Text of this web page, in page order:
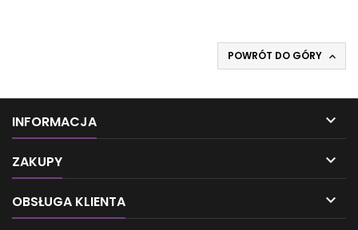
POWRÓT DO GÓRY 
INFORMACJA 
ZAKUPY 
OBSŁUGA KLIENTA 